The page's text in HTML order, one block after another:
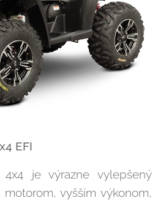
EFI
je výrazne vylepšený
vyšším výkonom,